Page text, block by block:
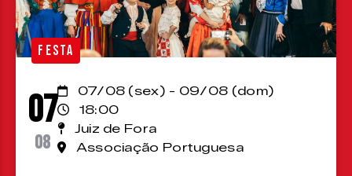
FESTA
07
08
07/08 (sex) - 09/08 (dom)
18:00
Juiz de Fora
Associação Portuguesa